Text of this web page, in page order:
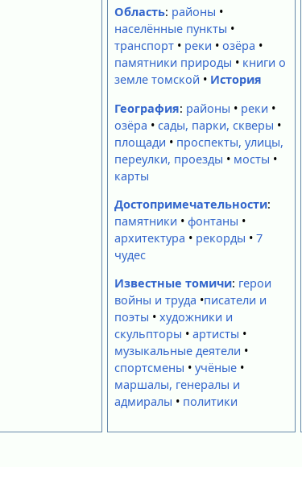
Область: районы •
населённые пункты •
транспорт • реки •озёра •
памятники природы • книги о
земле томской • История
География: районы • реки •
озёра •сады, парки, скверы •
площади • проспекты, улицы,
переулки, проезды • мосты •
карты
Достопримечательности:
памятники •фонтаны •
архитектура • рекорды •7
чудес
Известные томичи: герои
войны и труда •писатели и
поэты •художники и
скульпторы •артисты •
музыкальные деятели •
спортсмены •учёные •
маршалы, генералы и
адмиралы • политики